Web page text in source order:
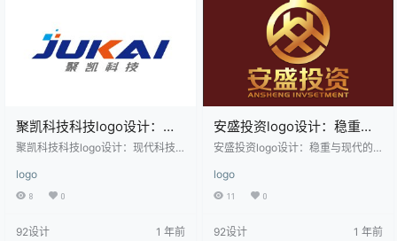
术感，适合用于个人品牌、教育、
咨询、培训等行业。
聚凯科技科技logo设计：现
代科技与创新的视觉表达
聚凯科技科技logo设计：现代科技
洁现代的风格呈现，整体色调以蓝
色和橙色为主，蓝色象征科技与专
字体，字体设计具有一定的立体
logo
8 0
92设计 1 年前
安盛投资logo设计：稳重与
现代的完美结合
安盛投资logo设计：稳重与现代的
深红色的配色方案，金色象征财富
与尊贵，深红色则传递出稳重与权
牌名称的精髓。圆形设计传达了完
logo
11 0
92设计 1 年前